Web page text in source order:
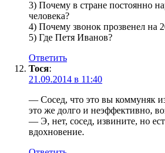
3) Почему в стране постоянно
человека?
4) Почему звонок прозвенел на
5) Где Петя Иванов?
Ответить
Тося:
21.09.2014 в 11:40
— Сосед, что это вы коммуняк
это же долго и неэффективно,
— Э, нет, сосед, извините, но
вдохновение.